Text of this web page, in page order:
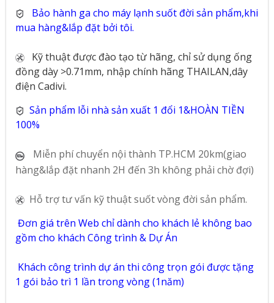
Bảo hành ga cho máy lạnh suốt đời sản phẩm,khi
mua hàng&lắp đặt bởi tôi.
Kỹ thuật được đào tạo từ hãng, chỉ sử dụng ống
đồng dày >0.71mm, nhập chính hãng THAILAN,dây
điện Cadivi.
Sản phẩm lỗi nhà sản xuất 1 đổi 1&HOÀN TIỀN
100%
Miễn phí chuyển nội thành TP.HCM 20km(giao
hàng&lắp đặt nhanh 2H đến 3h không phải chờ đợi)
Hỗ trợ tư vấn kỹ thuật suốt vòng đời sản phẩm.
Đơn giá trên Web chỉ dành cho khách lẻ không bao
gồm cho khách Công trình & Dự Án
Khách công trình dự án thi công trọn gói được tặng
1 gói bảo trì 1 lần trong vòng (1năm)